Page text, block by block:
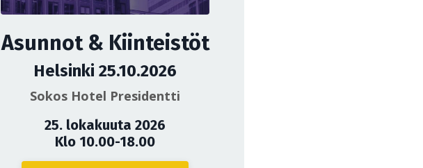
Asunnot & Kiinteistöt
Helsinki 25.10.2026
Sokos Hotel Presidentti
25. lokakuuta 2026
Klo 10.00-18.00